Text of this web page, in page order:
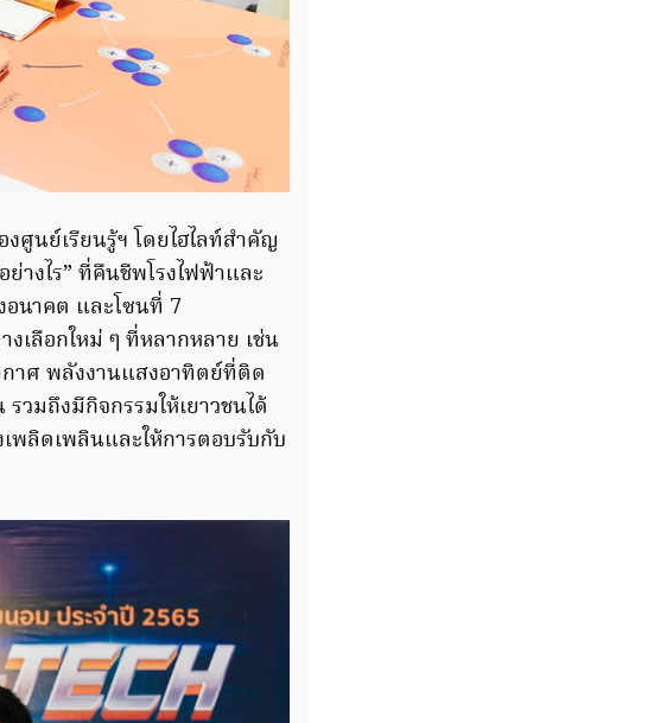
ศูนย์เรียนรู้ฯ โดยไฮไลท์สำคัญ
างไร” ที่คืนชีพโรงไฟฟ้าและ
อนาคต และโซนที่ 7
เลือกใหม่ ๆ ที่หลากหลาย เช่น
าศ พลังงานแสงอาทิตย์ที่ติด
มถึงมีกิจกรรมให้เยาวชนได้
พลิดเพลินและให้การตอบรับกับ